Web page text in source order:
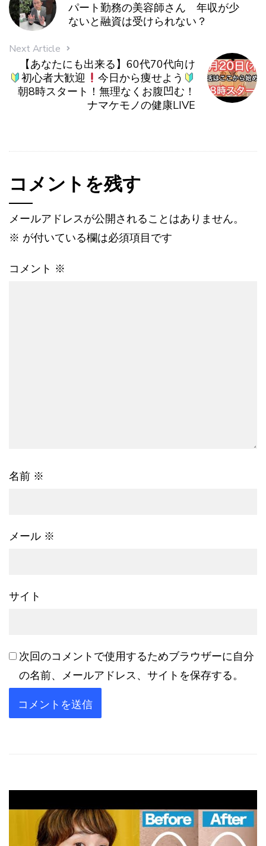
パート勤務の美容師さん 年収が少
ないと融資は受けられない？
Next Article
【あなたにも出来る】60代70代向け
初心者大歓迎
今日から痩せよう
朝8時スタート！無理なくお腹凹む！
ナマケモノの健康LIVE
コメントを残す
メールアドレスが公開されることはありません。
※ が付いている欄は必須項目です
コメント ※
名前 ※
メール ※
サイト
次回のコメントで使用するためブラウザーに自分
の名前、メールアドレス、サイトを保存する。